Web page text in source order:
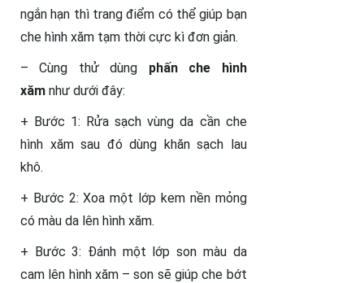
ngắn hạn thì trang điểm có thể giúp bạn
che hình xăm tạm thời cực kì đơn giản.
– Cùng thử dùng phấn che hình
xăm như dưới đây:
+ Bước 1: Rửa sạch vùng da cần che
hình xăm sau đó dùng khăn sạch lau
khô.
+ Bước 2: Xoa một lớp kem nền mỏng
có màu da lên hình xăm.
+ Bước 3: Đánh một lớp son màu da
cam lên hình xăm – son sẽ giúp che bớt